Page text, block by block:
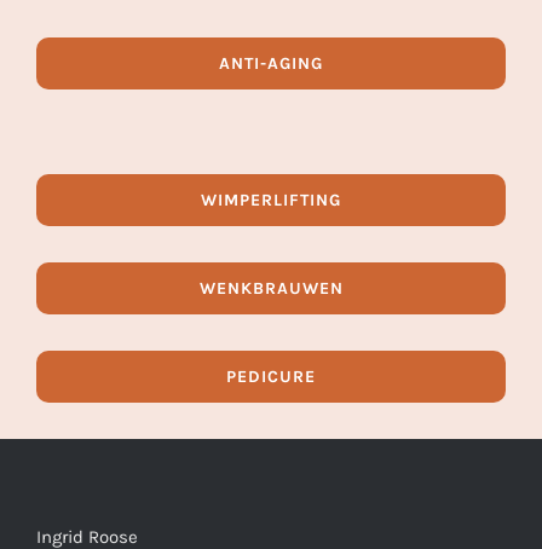
ANTI-AGING
WIMPERLIFTING
WENKBRAUWEN
PEDICURE
Ingrid Roose